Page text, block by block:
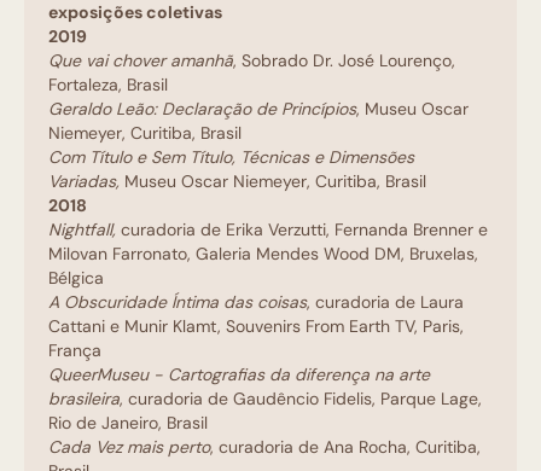
exposições coletivas
2019
Que vai chover amanhã, Sobrado Dr. José Lourenço,
Fortaleza, Brasil
Geraldo Leão: Declaração de Princípios, Museu Oscar
Niemeyer, Curitiba, Brasil
Com Título e Sem Título, Técnicas e Dimensões
Variadas, Museu Oscar Niemeyer, Curitiba, Brasil
2018
Nightfall, curadoria de Erika Verzutti, Fernanda Brenner e
Milovan Farronato, Galeria Mendes Wood DM, Bruxelas,
Bélgica
A Obscuridade Íntima das coisas, curadoria de Laura
Cattani e Munir Klamt, Souvenirs From Earth TV, Paris,
França
QueerMuseu - Cartografias da diferença na arte
brasileira, curadoria de Gaudêncio Fidelis, Parque Lage,
Rio de Janeiro, Brasil
Cada Vez mais perto, curadoria de Ana Rocha, Curitiba,